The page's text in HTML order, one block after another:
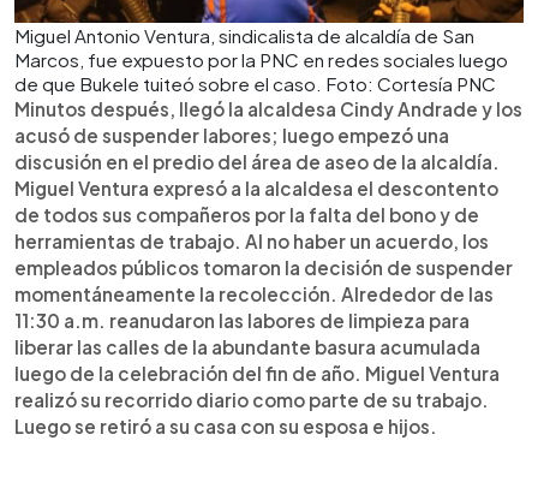
Miguel Antonio Ventura, sindicalista de alcaldía de San
Marcos, fue expuesto por la PNC en redes sociales luego
de que Bukele tuiteó sobre el caso. Foto: Cortesía PNC
Minutos después, llegó la alcaldesa Cindy Andrade y los
acusó de suspender labores; luego empezó una
discusión en el predio del área de aseo de la alcaldía.
Miguel Ventura expresó a la alcaldesa el descontento
de todos sus compañeros por la falta del bono y de
herramientas de trabajo. Al no haber un acuerdo, los
empleados públicos tomaron la decisión de suspender
momentáneamente la recolección. Alrededor de las
11:30 a.m. reanudaron las labores de limpieza para
liberar las calles de la abundante basura acumulada
luego de la celebración del fin de año. Miguel Ventura
realizó su recorrido diario como parte de su trabajo.
Luego se retiró a su casa con su esposa e hijos.